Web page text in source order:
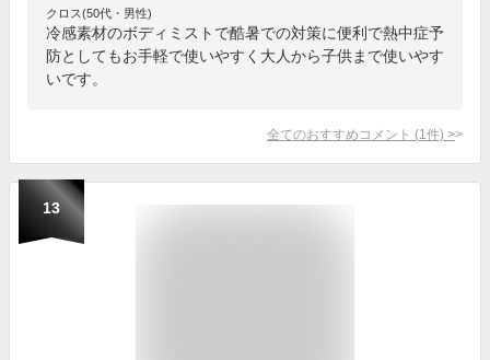
クロス(50代・男性)
冷感素材のボディミストで酷暑での対策に便利で熱中症予
防としてもお手軽で使いやすく大人から子供まで使いやす
いです。
全てのおすすめコメント (1 件) >
13